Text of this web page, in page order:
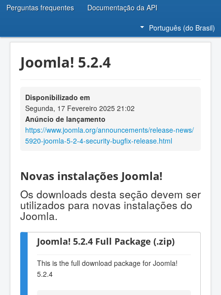
Perguntas frequentes Documentação da API
Português (do Brasil)
Joomla! 5.2.4
Disponibilizado em
Segunda, 17 Fevereiro 2025 21:02
Anúncio de lançamento
https://www.joomla.org/announcements/release-news/
5920-joomla-5-2-4-security-bugfix-release.html
Novas instalações Joomla!
Os downloads desta seção devem ser
utilizados para novas instalações do
Joomla.
Joomla! 5.2.4 Full Package (.zip)
This is the full download package for Joomla!
5.2.4